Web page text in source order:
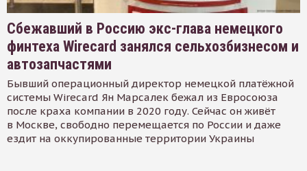
Сбежавший в Россию экс-глава немецкого
финтеха Wirecard занялся сельхозбизнесом и
автозапчастями
Бывший операционный директор немецкой платёжной
системы Wirecard Ян Марсалек бежал из Евросоюза
после краха компании в 2020 году. Сейчас он живёт
в Москве, свободно перемещается по России и даже
ездит на оккупированные территории Украины